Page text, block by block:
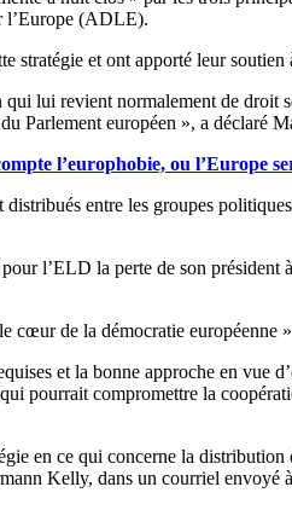
l’Europe (ADLE).
stratégie et ont apporté leur soutien
lui revient normalement de
Parlement européen », a déclaré
l’europhobie, ou l’Europe
entre les groupes
l’ELD la perte de son
de la démocratie
et la bonne approche en vue
pourrait compromettre la
en ce qui concerne la
Kelly, dans un courriel envoyé à